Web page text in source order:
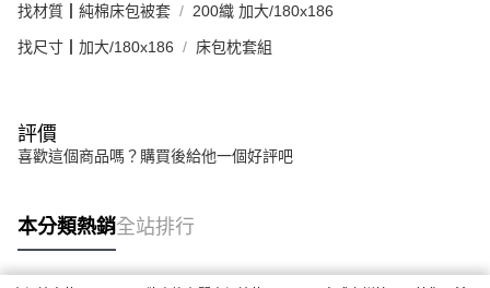
找材質┃純棉床包被套 200織 加大/180x186
找尺寸┃加大/180x186 床包枕套組
評價
喜歡這個商品嗎？購買後給他一個好評吧
本分類熱銷全站排行